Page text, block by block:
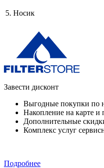
5. Носик
Завести дисконт
Выгодные покупки по
Накопление на карте
Дополнительные
Комплекс услуг
Подробнее